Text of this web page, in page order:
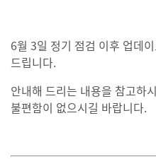
6월 3일 정기 점검 이후 업데
드립니다.
안내해 드리는 내용을 참고하
불편함이 없으시길 바랍니다.